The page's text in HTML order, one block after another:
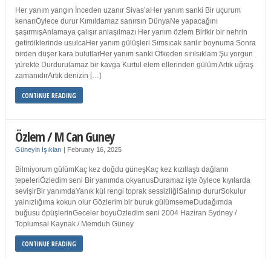
Her yanım yangın İnceden uzanır Sivas’aHer yanım sanki Bir uçurum
kenarıÖylece durur Kımıldamaz sanırsın DünyaNe yapacağını
şaşırmışAnlamaya çalışır anlaşılmazı Her yanım özlem Birikir bir nehrin
getirdiklerinde usulcaHer yanım gülüşleri Sımsıcak sarılır boynuma Sonra
birden düşer kara bulutlarHer yanım sanki Öfkeden sırılsıklam Şu yorgun
yürekte Durdurulamaz bir kavga Kurtul elem ellerinden gülüm Artık uğraş
zamanıdırArtık denizin […]
CONTINUE READING
Özlem / M Can Guney
Güneyin Işıkları | February 16, 2025
Bilmiyorum gülümKaç kez doğdu güneşKaç kez kızıllaştı dağların
tepeleriÖzledim seni Bir yanımda okyanusDuramaz işte öylece kıyılarda
sevişirBir yanımdaYanık kül rengi toprak sessizliğiSalınıp dururSokulur
yalnızlığıma kokun olur Gözlerim bir buruk gülümsemeDudağımda
buğusu öpüşlerinGeceler boyuÖzledim seni 2004 Haziran Sydney /
Toplumsal Kaynak / Memduh Güney
CONTINUE READING